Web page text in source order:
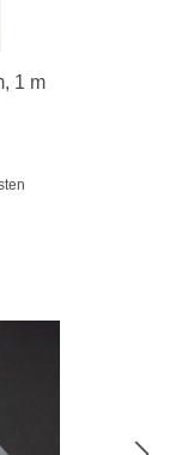
1 m